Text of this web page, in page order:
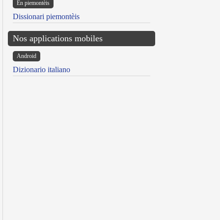
Ën piemontèis
Dissionari piemontèis
Nos applications mobiles
Android
Dizionario italiano